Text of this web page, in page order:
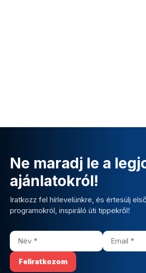
Ne maradj le a
ajánlatokról!
Iratkozz fel hírlevelünkre, és értesülj
programokról, inspiráló úti tippekről!